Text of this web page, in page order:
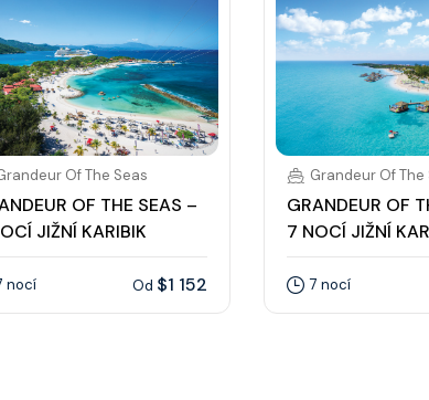
Of The Seas
OF THE SEAS –
JIŽNÍ KARIBIK
nocí Od $1 152
Grandeur Of The
GRANDEUR OF
7 NOCÍ JIŽNÍ
7 nocí